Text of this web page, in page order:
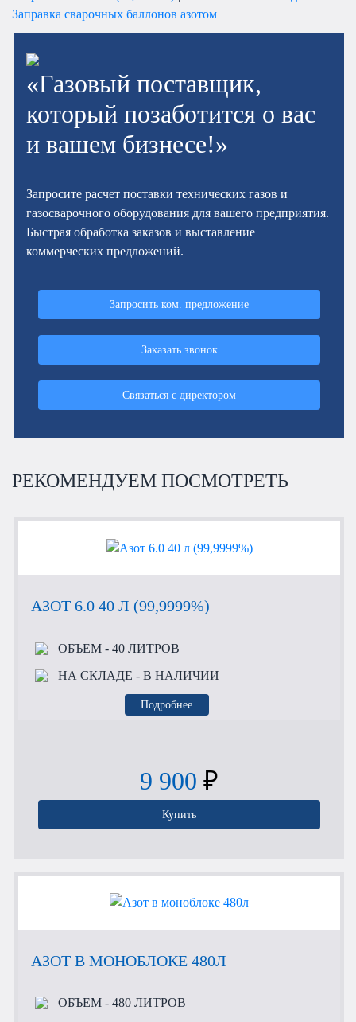
Заправка сварочных баллонов азотом
«Газовый поставщик,
который позаботится о вас
и вашем бизнесе!»
Запросите расчет поставки технических газов и
газосварочного оборудования для вашего предприятия.
Быстрая обработка заказов и выставление
коммерческих предложений.
Запросить ком. предложение
Заказать звонок
Связаться с директором
РЕКОМЕНДУЕМ ПОСМОТРЕТЬ
АЗОТ 6.0 40 Л (99,9999%)
ОБЪЕМ- 40 ЛИТРОВ
НА СКЛАДЕ - В НАЛИЧИИ
Подробнее
9 900 ₽
Купить
АЗОТ В МОНОБЛОКЕ 480Л
ОБЪЕМ- 480 ЛИТРОВ